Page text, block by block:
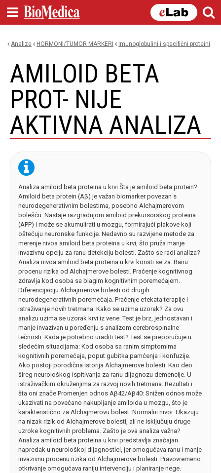
content
Analize HORMONI/TUMOR MARKERI imunoglobulini i specifični proteini
AMILOID BETA
PROT- NIJE
AKTIVNA ANALIZA
Analiza amiloid beta proteina u krvi Šta je amiloid beta protein?
Amiloid beta protein (Aβ) je važan biomarker povezan s
neurodegenerativnim bolestima, posebno Alchajmerovom
bolešću. Nastaje razgradnjom amiloid prekursorskog proteina
(APP) i može se akumulirati u mozgu, formirajući plakove koji
oštećuju neuronske funkcije. Nedavno su razvijene metode za
merenje nivoa amiloid beta proteina u krvi, što pruža manje
invazivnu opciju za ranu detekciju bolesti. Zašto se radi analiza?
Analiza nivoa amiloid beta proteina u krvi koristi se za: Ranu
procenu rizika od Alchajmerove bolesti. Praćenje kognitivnog
zdravlja kod osoba sa blagim kognitivnim poremećajem.
Diferencijaciju Alchajmerove bolesti od drugih
neurodegenerativnih poremećaja. Praćenje efekata terapije i
istraživanje novih tretmana. Kako se uzima uzorak? Za ovu
analizu uzima se uzorak krvi iz vene. Test je brz, jednostavan i
manje invazivan u poređenju s analizom cerebrospinalne
tečnosti. Kada je potrebno uraditi test? Test se preporučuje u
sledećim situacijama: Kod osoba sa ranim simptomima
kognitivnih poremećaja, poput gubitka pamćenja i konfuzije.
Ako postoji porodična istorija Alchajmerove bolesti. Kao deo
šireg neurološkog ispitivanja za ranu dijagnozu demencije. U
istraživačkim okruženjima za razvoj novih tretmana. Rezultati i
šta oni znače Promenjen odnos Aβ42/Aβ40: Snižen odnos može
ukazivati na povećano nakupljanje amiloida u mozgu, što je
karakteristično za Alchajmerovu bolest. Normalni nivoi: Ukazuju
na nizak rizik od Alchajmerove bolesti, ali ne isključuju druge
uzroke kognitivnih problema. Zašto je ova analiza važna?
Analiza amiloid beta proteina u krvi predstavlja značajan
napredak u neurološkoj dijagnostici, jer omogućava ranu i manje
invazivnu procenu rizika od Alchajmerove bolesti. Pravovremeno
otkrivanje omogućava raniju intervenciju i planiranje nege.